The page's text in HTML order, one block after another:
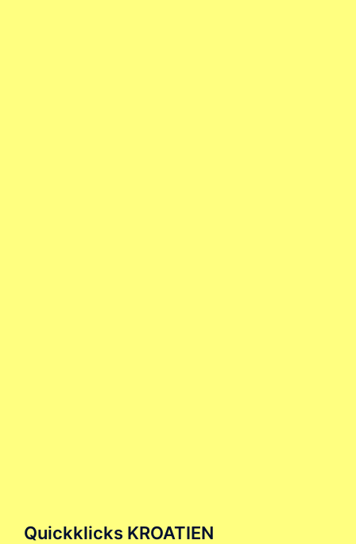
Quickklicks KROATIEN